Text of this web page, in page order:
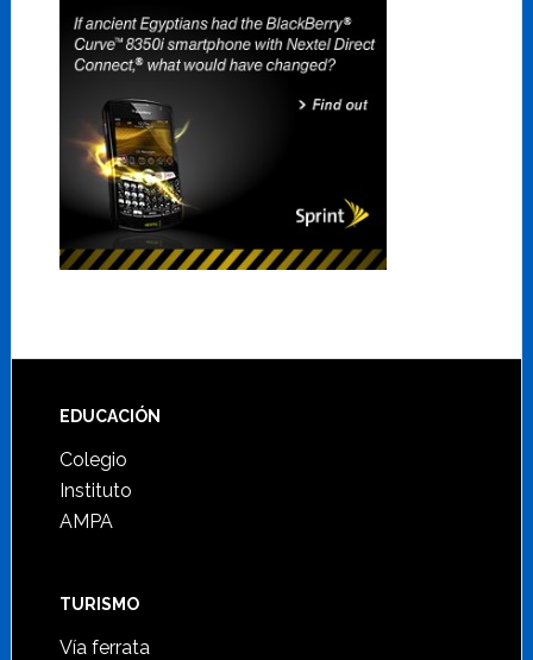
Footer
EDUCACIÓN
Colegio
Instituto
AMPA
TURISMO
Vía ferrata